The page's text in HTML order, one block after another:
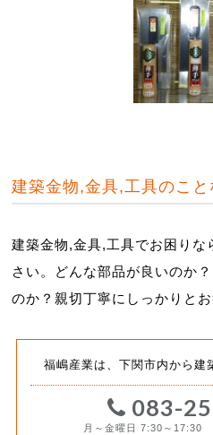
建築金物,金具,工具のこと
建築金物,金具,工具でお困りな
さい。どんな部品が良いのか
のか？親切丁寧にしっかりとお
福嶋産業は、下関市内から建
083-
月～金曜日 7:30～17:30